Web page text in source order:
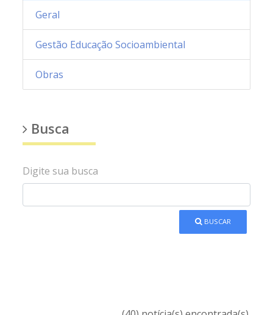
Geral
Gestão Educação Socioambiental
Obras
Busca
Digite sua busca
BUSCAR